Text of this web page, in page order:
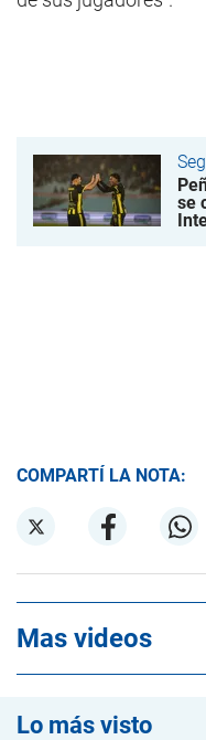
se
COMPARTÍ LA NOTA:
Mas videos
Lo más visto